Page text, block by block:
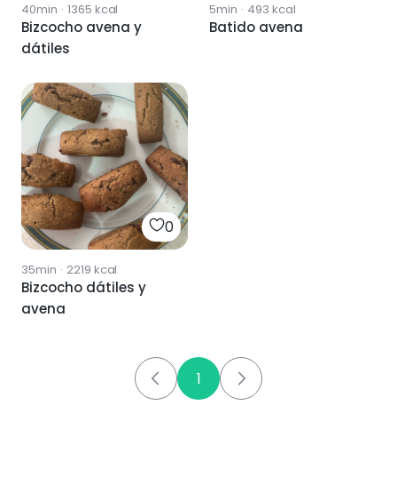
40min · 1365 kcal
Bizcocho avena y
dátiles
5min · 493 kcal
Batido avena
0
35min · 2219 kcal
Bizcocho dátiles y
avena
1